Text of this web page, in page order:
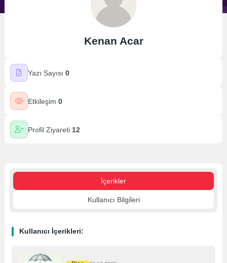
Kenan Acar
Yazı Sayısı 0
Etkileşim 0
Profil Ziyareti 12
İçerikler
Kullanıcı Bilgileri
Kullanıcı İçerikleri: